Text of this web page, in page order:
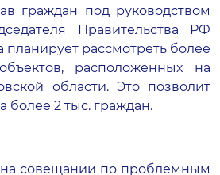
граждан под руководством
Правительства РФ
планирует рассмотреть более
расположенных на
области. Это позволит
более 2 тыс. граждан.
совещании по проблемным